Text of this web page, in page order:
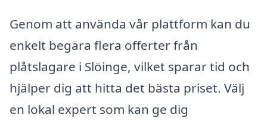
Genom att använda vår plattform kan du
enkelt begära flera offerter från
plåtslagare i Slöinge, vilket sparar tid och
hjälper dig att hitta det bästa priset. Välj
en lokal expert som kan ge dig